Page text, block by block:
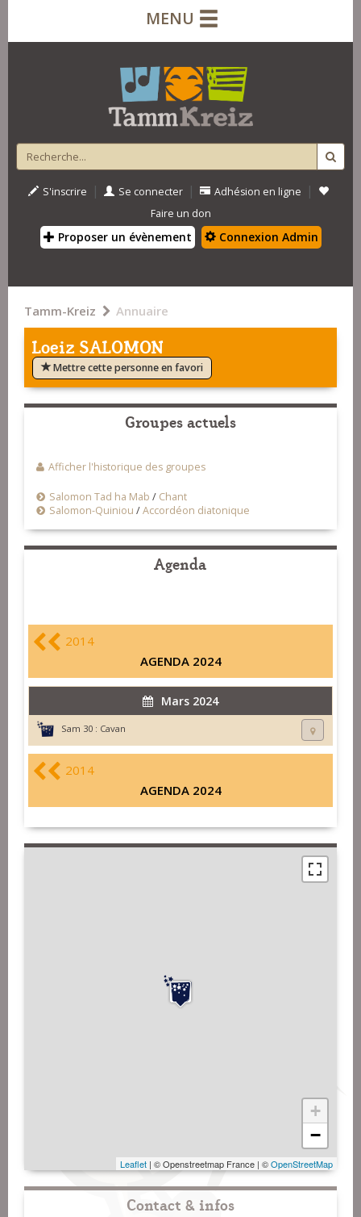
MENU
S'inscrire | Se connecter | Adhésion en ligne |
Faire un don
Proposer un évènement Connexion Admin
Tamm-Kreiz Annuaire
Loeiz SALOMON
Mettre cette personne en favori
Groupes actuels
Afficher l'historique des groupes
Salomon Tad ha Mab / Chant
Salomon-Quiniou /Accordéon diatonique
Agenda
2014
AGENDA 2024
Mars 2024
Sam 30 : Cavan
2014
AGENDA 2024
+
−
Leaflet | © Openstreetmap France | ©OpenStreetMap
Contact & infos